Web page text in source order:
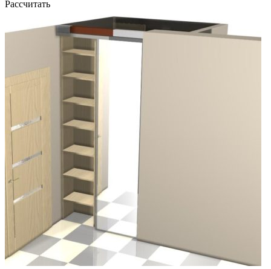
Рассчитать